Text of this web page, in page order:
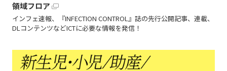
領域フロア
インフェ速報、『INFECTION CONTROL』誌の先行公開記事、連載、
DLコンテンツなどICTに必要な情報を発信！